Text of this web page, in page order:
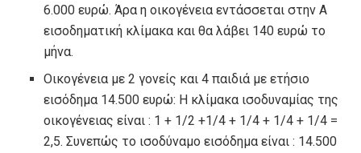
6.000 ευρώ. Άρα η οικογένεια εντάσσεται στην Α
εισοδηματική κλίμακα και θα λάβει 140 ευρώ το
μήνα.
Οικογένεια με 2 γονείς και 4 παιδιά με ετήσιο
εισόδημα 14.500 ευρώ: Η κλίμακα ισοδυναμίας της
οικογένειας είναι : 1 + 1/2 +1/4 + 1/4 + 1/4 + 1/4 =
2,5. Συνεπώς το ισοδύναμο εισόδημα είναι : 14.500